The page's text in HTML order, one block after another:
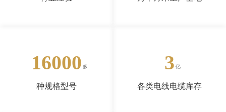
16000
种规格型号
3
各类电线电缆库存